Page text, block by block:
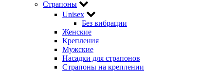
Страпоны
Unisex
Без вибрации
Женские
Крепления
Мужские
Насадки для страпонов
Страпоны на креплении